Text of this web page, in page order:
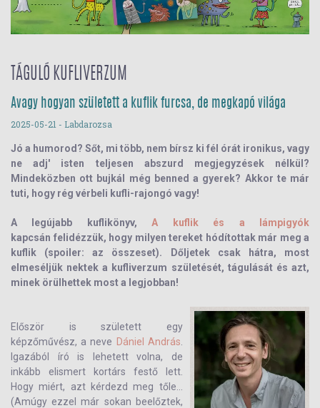
TÁGULÓ KUFLIVERZUM
Avagy hogyan született a kuflik furcsa, de megkapó világa
2025-05-21 - Labdarozsa
Jó a humorod? Sőt, mi több, nem bírsz ki fél órát ironikus, vagy
ne adj' isten teljesen abszurd megjegyzések nélkül?
Mindeközben ott bujkál még benned a gyerek? Akkor te már
tuti, hogy rég vérbeli kufli-rajongó vagy!
A legújabb kuflikönyv,A kuflik és a lámpigyók
kapcsán felidézzük, hogy milyen tereket hódítottak már meg a
kuflik (spoiler: az összeset). Dőljetek csak hátra, most
elmeséljük nektek a kufliverzum születését, tágulását és azt,
minek örülhettek most a legjobban!
Először is született egy
képzőművész, a neve Dániel András
Igazából író is lehetett volna, de
inkább elismert kortárs festő lett.
Hogy miért, azt kérdezd meg tőle...
(Amúgy ezzel már sokan beelőztek,